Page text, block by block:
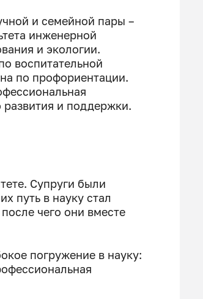
и семейной пары –
инженерной
и экологии.
воспитательной
по профориентации.
развития и поддержки.
Супруги были
путь в науку стал
чего они вместе
погружение в науку: